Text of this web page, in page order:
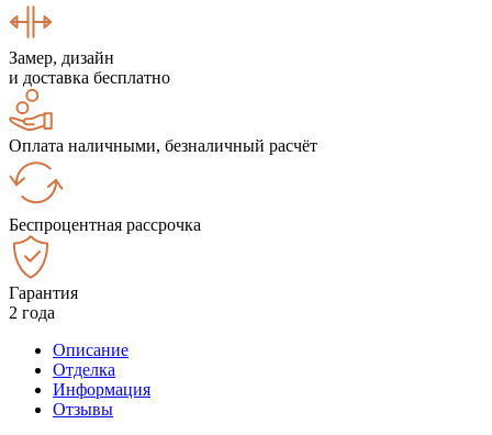
Замер, дизайн
и доставка бесплатно
Оплата наличными, безналичный расчёт
Беспроцентная рассрочка
Гарантия
2 года
Описание
Отделка
Информация
Отзывы